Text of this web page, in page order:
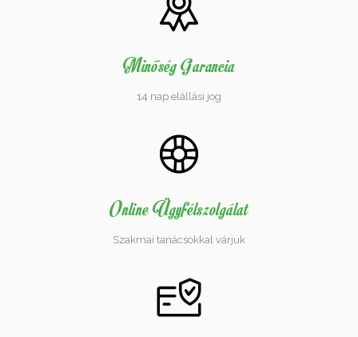
Minőség Garancia
14 nap elállási jog
Online Ügyfélszolgálat
Szakmai tanácsokkal várjuk